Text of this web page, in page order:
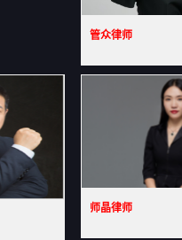
管众律师
师晶律师